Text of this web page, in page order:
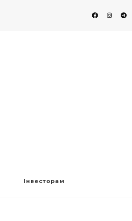
Інвесторам